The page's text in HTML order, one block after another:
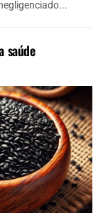
saúde